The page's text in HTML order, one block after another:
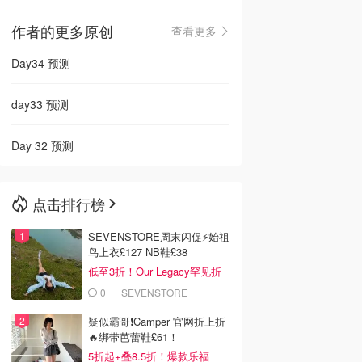
🇳🇿新西兰
作者的更多原创
查看更多
Day34 预测
day33 预测
Day 32 预测
点击排行榜
SEVENSTORE周末闪促⚡️始祖
鸟上衣£127 NB鞋£38
低至3折！Our Legacy罕见折
0 SEVENSTORE
疑似霸哥❗️Camper 官网折上折
🔥绑带芭蕾鞋£61！
5折起+叠8.5折！爆款乐福